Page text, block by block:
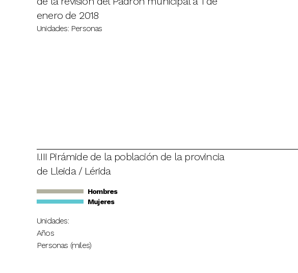
enero de 2018
Unidades: Personas
I.III Pirámide de la población de la provincia
de Lleida / Lérida
Hombres
Mujeres
Unidades:
Años
Personas (miles)